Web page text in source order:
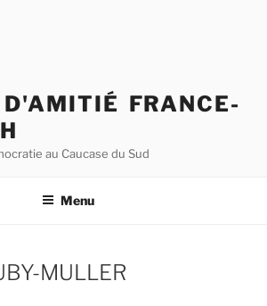
D'AMITIÉ FRANCE-
au Caucase du Sud
Menu
MULLER